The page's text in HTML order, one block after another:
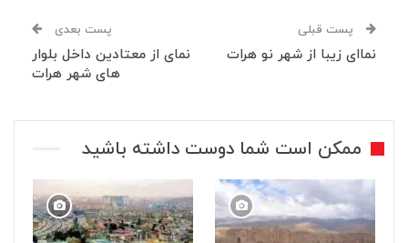
پست قبلی
نماای زیبا از شهر نو هرات
پست بعدی
نمای از معتادین داخل بلوار
های شهر هرات
ممکن است شما دوست داشته باشید